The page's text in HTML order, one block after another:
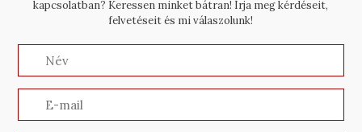
kapcsolatban? Keressen minket bátran! Írja meg kérdéseit,
felvetéseit és mi válaszolunk!